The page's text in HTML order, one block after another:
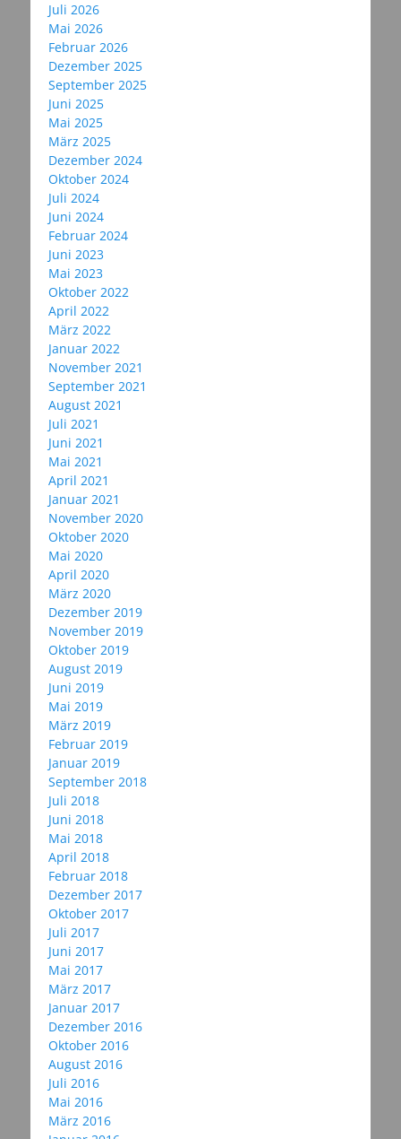
Juli 2026
Mai 2026
Februar 2026
Dezember 2025
September 2025
Juni 2025
Mai 2025
März 2025
Dezember 2024
Oktober 2024
Juli 2024
Juni 2024
Februar 2024
Juni 2023
Mai 2023
Oktober 2022
April 2022
März 2022
Januar 2022
November 2021
September 2021
August 2021
Juli 2021
Juni 2021
Mai 2021
April 2021
Januar 2021
November 2020
Oktober 2020
Mai 2020
April 2020
März 2020
Dezember 2019
November 2019
Oktober 2019
August 2019
Juni 2019
Mai 2019
März 2019
Februar 2019
Januar 2019
September 2018
Juli 2018
Juni 2018
Mai 2018
April 2018
Februar 2018
Dezember 2017
Oktober 2017
Juli 2017
Juni 2017
Mai 2017
März 2017
Januar 2017
Dezember 2016
Oktober 2016
August 2016
Juli 2016
Mai 2016
März 2016